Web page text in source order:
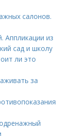
салонов.
Аппликации из
сад и школу
ли это
за